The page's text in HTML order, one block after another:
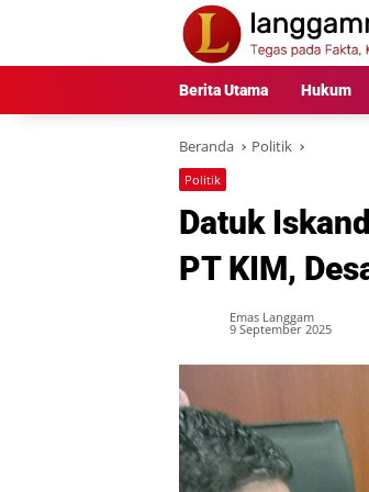
Berita Utama Hukum
Beranda Politik
Politik
Datuk
PT KIM,
Emas Langgam
9 September 2025